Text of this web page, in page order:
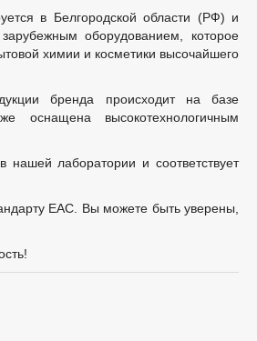
в Белгородской области (РФ) и
оборудованием, которое
химии и косметики высочайшего
бренда происходит на базе
оснащена высокотехнологичным
нашей лаборатории и соответствует
ЕАС. Вы можете быть уверены,